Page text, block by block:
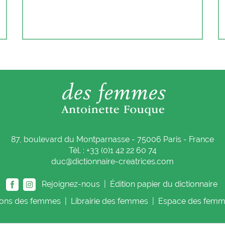
87, boulevard du Montparnasse - 75006 Paris - France
Tél. : +33 (0)1 42 22 60 74
duc@dictionnaire-creatrices.com
Rejoignez-nous |
Édition papier du dictionnaire
des femmes Librairie des femmes Espace des